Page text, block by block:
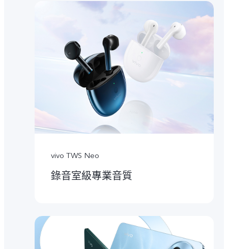
vivo TWS Neo
錄音室級專業音質